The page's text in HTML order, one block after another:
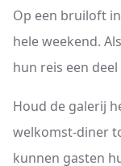
Op een bruiloft
hele weekend.
hun reis een
Houd de galerij
welkomst-diner
kunnen gasten